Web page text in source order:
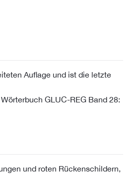
Auflage und ist die letzte
GLUC-REG Band 28:
und roten Rückenschildern,